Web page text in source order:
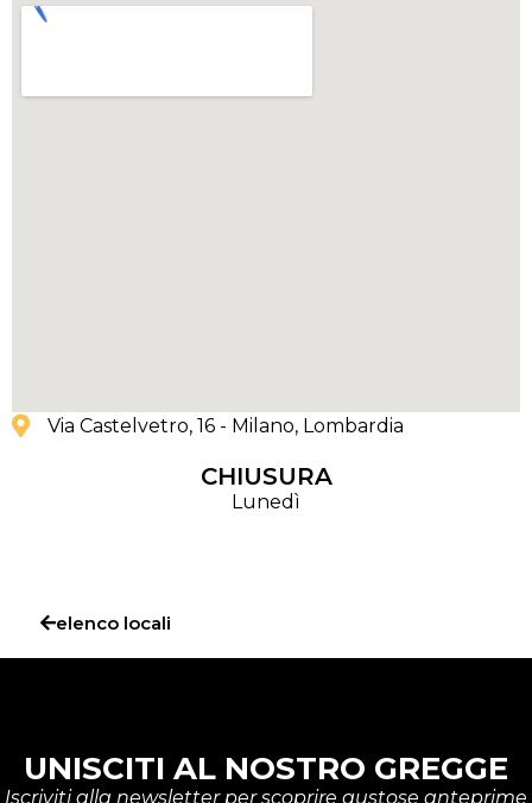
Via Castelvetro, 16 - Milano, Lombardia
CHIUSURA
Lunedì
elenco locali
UNISCITI AL NOSTRO GREGGE
Iscriviti alla newsletter per scoprire gustose anteprime